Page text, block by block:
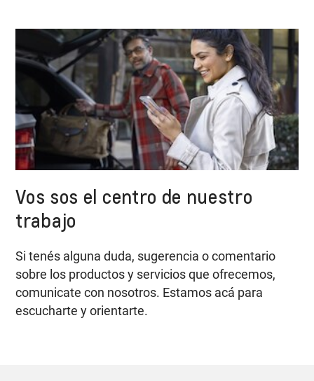
Vos sos el centro de nuestro
trabajo
Si tenés alguna duda, sugerencia o comentario
sobre los productos y servicios que ofrecemos,
comunicate con nosotros. Estamos acá para
escucharte y orientarte.